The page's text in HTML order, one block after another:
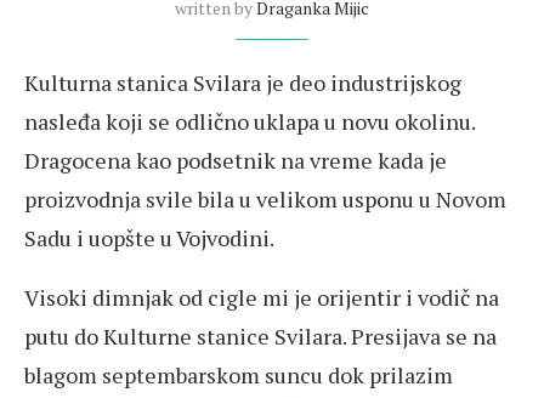
written byDraganka Mijic
Kulturna stanica Svilara je deo industrijskog
nasleđa koji se odlično uklapa u novu okolinu.
Dragocena kao podsetnik na vreme kada je
proizvodnja svile bila u velikom usponu u Novom
Sadu i uopšte u Vojvodini.
Visoki dimnjak od cigle mi je orijentir i vodič na
putu do Kulturne stanice Svilara. Presijava se na
blagom septembarskom suncu dok prilazim